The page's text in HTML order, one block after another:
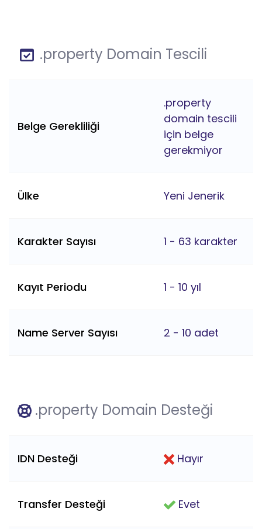
.property Domain Tescili
Belge Gerekliliği
.property
domain tescili
için belge
gerekmiyor
Ülke Yeni Jenerik
Karakter Sayısı 1 - 63 karakter
Kayıt Periodu 1 - 10 yıl
Name Server Sayısı 2 - 10 adet
.property Domain Desteği
IDN Desteği Hayır
Transfer Desteği Evet